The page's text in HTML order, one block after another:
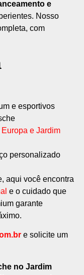
e
Nosso
com
e esportivos
e Jardim
personalizado
aqui você encontra
e o cuidado que
garante
e solicite um
no Jardim